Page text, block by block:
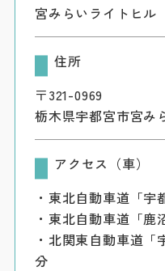
宮みらいライトヒル
住所
〒321-0969
栃木県宇都宮市宮み
アクセス（車）
・東北自動車道「宇
・東北自動車道「鹿
・北関東自動車道
分